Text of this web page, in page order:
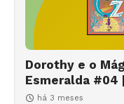
Dorothy e o
Esmeralda #04
há 3 meses